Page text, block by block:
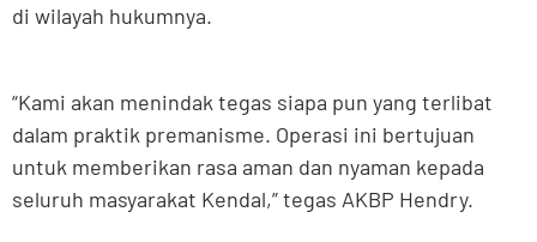
di wilayah hukumnya.
“Kami akan menindak tegas siapa pun yang terlibat
dalam praktik premanisme. Operasi ini bertujuan
untuk memberikan rasa aman dan nyaman kepada
seluruh masyarakat Kendal,” tegas AKBP Hendry.